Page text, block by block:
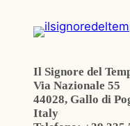
Il Signore del
Via Nazionale 55
44028, Gallo di
Italy